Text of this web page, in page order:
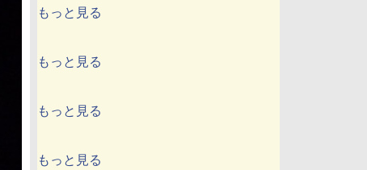
もっと見る
もっと見る
もっと見る
もっと見る